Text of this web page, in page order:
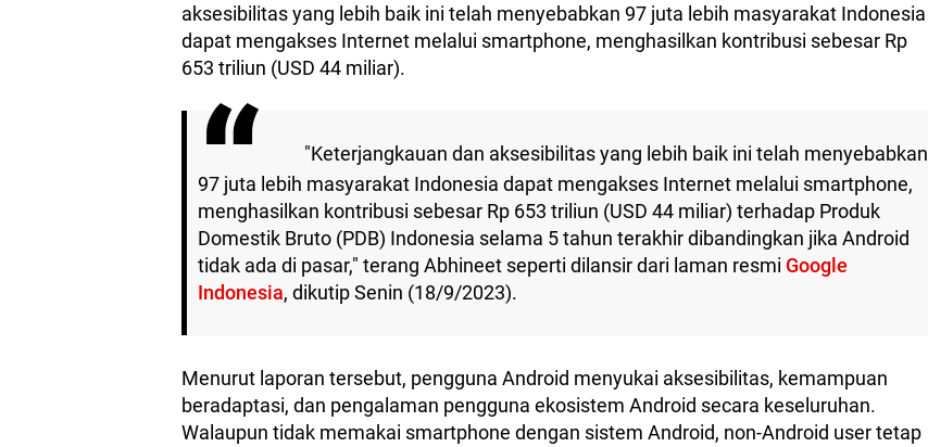
aksesibilitas yang lebih baik ini telah menyebabkan 97 juta lebih masyarakat Indonesia
dapat mengakses Internet melalui smartphone, menghasilkan kontribusi sebesar Rp
653 triliun (USD 44 miliar).
"Keterjangkauan dan aksesibilitas yang lebih baik ini telah menyebabkan
97 juta lebih masyarakat Indonesia dapat mengakses Internet melalui smartphone,
menghasilkan kontribusi sebesar Rp 653 triliun (USD 44 miliar) terhadap Produk
Domestik Bruto (PDB) Indonesia selama 5 tahun terakhir dibandingkan jika Android
tidak ada di pasar," terang Abhineet seperti dilansir dari laman resmi Google
Indonesia, dikutip Senin (18/9/2023).
Menurut laporan tersebut, pengguna Android menyukai aksesibilitas, kemampuan
beradaptasi, dan pengalaman pengguna ekosistem Android secara keseluruhan.
Walaupun tidak memakai smartphone dengan sistem Android, non-Android user tetap